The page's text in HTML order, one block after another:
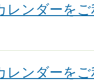
レンダーを
レンダーを